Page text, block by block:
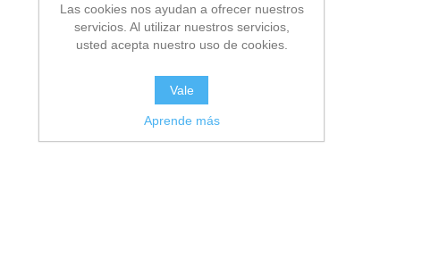
Las cookies nos ayudan a ofrecer nuestros
servicios. Al utilizar nuestros servicios,
usted acepta nuestro uso de cookies.
Vale
Aprende más